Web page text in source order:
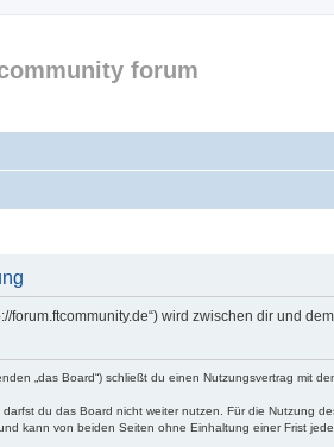
forum
forum.ftcommunity.de“) wird zwischen dir und
„das Board“) schließt du einen Nutzungsvertrag
du das Board nicht weiter nutzen. Für die Nutzung
kann von beiden Seiten ohne Einhaltung einer Frist